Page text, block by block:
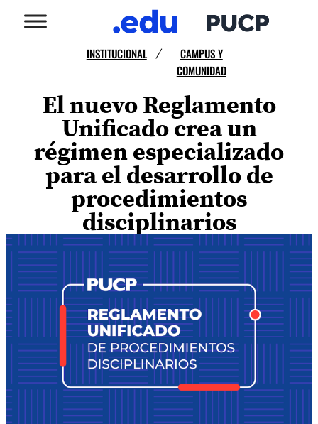
INSTITUCIONAL /
CAMPUS Y
COMUNIDAD
El nuevo Reglamento
Unificado crea un
régimen especializado
para el desarrollo de
procedimientos
disciplinarios